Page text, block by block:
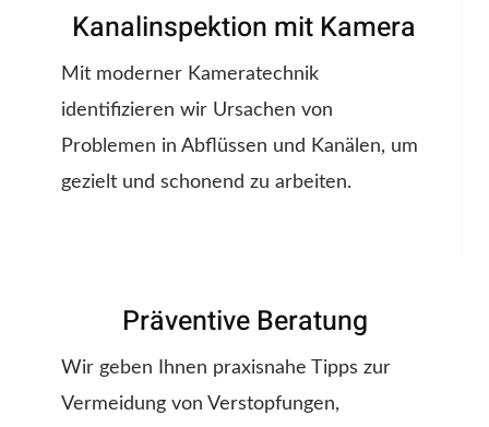
Kanalinspektion mit Kamera
Mit moderner Kameratechnik
identifizieren wir Ursachen von
Problemen in Abflüssen und Kanälen, um
gezielt und schonend zu arbeiten.
Präventive Beratung
Wir geben Ihnen praxisnahe Tipps zur
Vermeidung von Verstopfungen,